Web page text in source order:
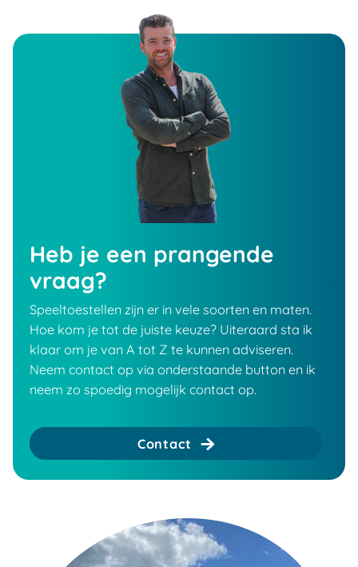
Heb je een prangende
vraag?
Speeltoestellen zijn er in vele soorten en maten.
Hoe kom je tot de juiste keuze? Uiteraard sta ik
klaar om je van A tot Z te kunnen adviseren.
Neem contact op via onderstaande button en ik
neem zo spoedig mogelijk contact op.
Contact